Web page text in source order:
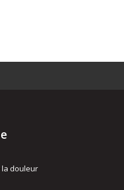
la douleur